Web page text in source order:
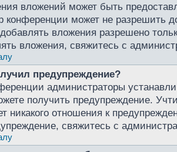
вложений может быть
конференции может не разрешить
вложения разрешено
вложения, свяжитесь с
предупреждение?
администраторы
получить предупреждение.
никакого отношения к
свяжитесь с